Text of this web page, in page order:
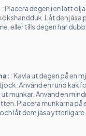
: Placera degen i en lätt
Låt den jäsa
eller tills degen har
: Kavla ut degen på en
Använd en rund
munkar. Använd en
Placera munkarna på
låt dem jäsa ytterligare